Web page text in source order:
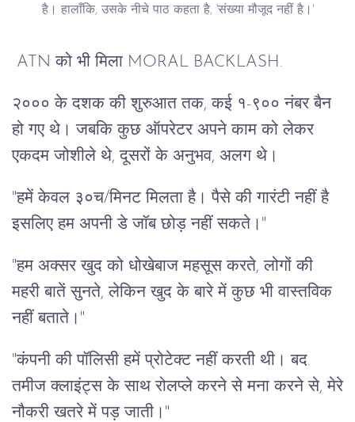
है। हालाँकि, उसके नीचे पाठ कहता है, 'संख्या मौजूद नहीं है।'
ATN को भी मिला MORAL BACKLASH.
२००० के दशक की शुरुआत तक, कई १-९०० नंबर बैन
हो गए थे। जबकि कुछ ऑपरेटर अपने काम को लेकर
एकदम जोशीले थे, दूसरों के अनुभव, अलग थे।
"हमें केवल ३०च/मिनट मिलता है। पैसे की गारंटी नहीं है
इसलिए हम अपनी डे जॉब छोड़ नहीं सकते।"
"हम अक्सर खुद को धोखेबाज महसूस करते, लोगों की
महरी बातें सुनते, लेकिन खुद के बारे में कुछ भी वास्तविक
नहीं बताते।"
"कंपनी की पॉलिसी हमें प्रोटेक्ट नहीं करती थी। बद.
तमीज क्लाइंट्स के साथ रोलप्ले करने से मना करने से, मेरे
नौकरी खतरे में पड़ जाती।"